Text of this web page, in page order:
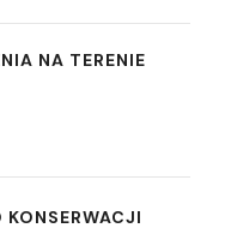
NA TERENIE
KONSERWACJI